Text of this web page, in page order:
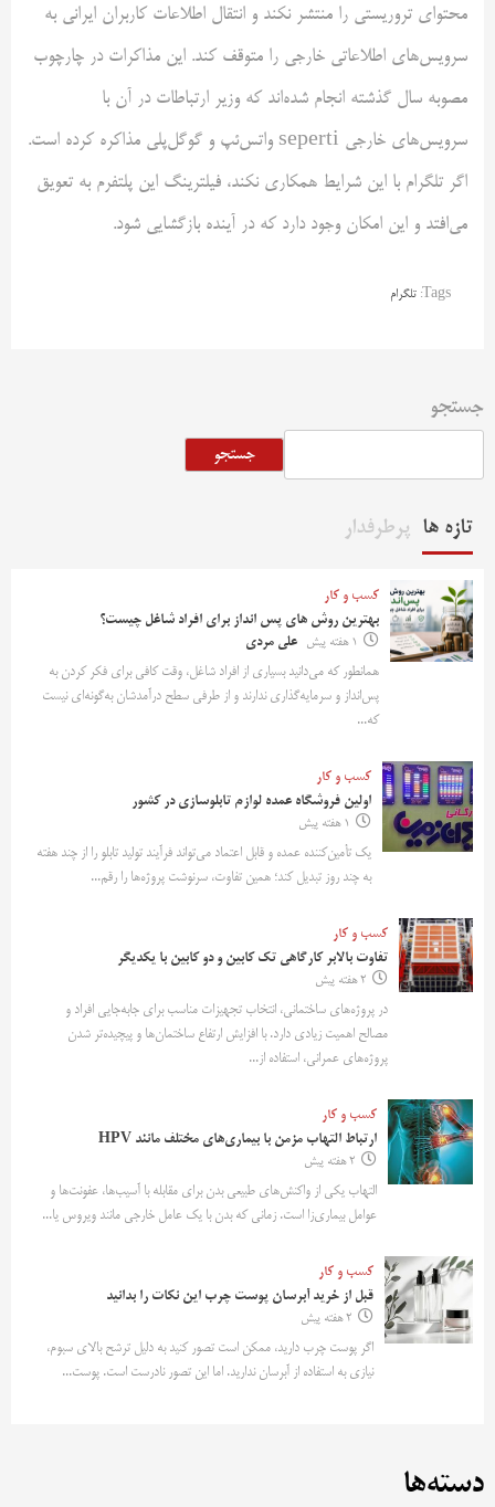
محتوای تروریستی را منتشر نکند و انتقال اطلاعات کاربران ایرانی به
سرویس‌های اطلاعاتی خارجی را متوقف کند. این مذاکرات در چارچوب
مصوبه سال گذشته انجام شده‌اند که وزیر ارتباطات در آن با
سرویس‌های خارجی seperti واتس‌ئپ و گوگل‌پلی مذاکره کرده است.
اگر تلگرام با این شرایط همکاری نکند، فیلترینگ این پلتفرم به تعویق
می‌افتد و این امکان وجود دارد که در آینده بازگشایی شود.
Tags: تلگرام
جستجو
جستجو
تازه ها پرطرفدار
کسب و کار
بهترین روش‌ های پس‌ انداز برای افراد شاغل چیست؟
1 هفته پیش
علی مردی
همانطور که می‌دانید بسیاری از افراد شاغل، وقت کافی برای فکر کردن به
پس‌انداز و سرمایه‌گذاری ندارند و از طرفی سطح درآمدشان به‌گونه‌ای نیست
که...
کسب و کار
اولین فروشگاه عمده لوازم تابلوسازی در کشور
1 هفته پیش
یک تأمین‌کننده عمده و قابل اعتماد می‌تواند فرآیند تولید تابلو را از چند هفته
به چند روز تبدیل کند؛ همین تفاوت، سرنوشت پروژه‌ها را رقم...
کسب و کار
تفاوت بالابر کارگاهی تک کابین و دو کابین با یکدیگر
2 هفته پیش
در پروژه‌های ساختمانی، انتخاب تجهیزات مناسب برای جابه‌جایی افراد و
مصالح اهمیت زیادی دارد. با افزایش ارتفاع ساختمان‌ها و پیچیده‌تر شدن
پروژه‌های عمرانی، استفاده از...
کسب و کار
ارتباط التهاب مزمن با بیماری‌های مختلف مانند HPV
2 هفته پیش
التهاب یکی از واکنش‌های طبیعی بدن برای مقابله با آسیب‌ها، عفونت‌ها و
عوامل بیماری‌زا است. زمانی که بدن با یک عامل خارجی مانند ویروس یا...
کسب و کار
قبل از خرید آبرسان پوست چرب این نکات را بدانید
2 هفته پیش
اگر پوست چرب دارید، ممکن است تصور کنید به دلیل ترشح بالای سبوم،
نیازی به استفاده از آبرسان ندارید. اما این تصور نادرست است. پوست...
دسته‌ها